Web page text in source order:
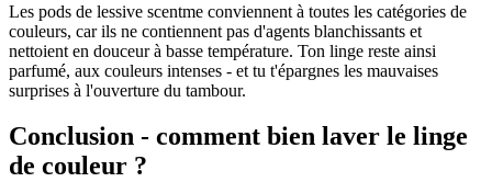
Les pods de lessive scentme conviennent à toutes les catégories de
couleurs, car ils ne contiennent pas d'agents blanchissants et
nettoient en douceur à basse température. Ton linge reste ainsi
parfumé, aux couleurs intenses - et tu t'épargnes les mauvaises
surprises à l'ouverture du tambour.
Conclusion - comment bien laver le linge
de couleur ?